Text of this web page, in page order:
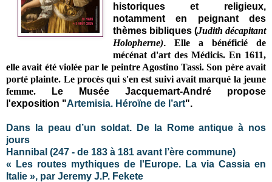
historiques et religieux,
notamment en peignant des
thèmes bibliques (Judith décapitant
Holopherne). Elle a bénéficié de
mécénat d'art des Médicis. En 1611,
elle avait été violée par le peintre Agostino Tassi. Son père avait
porté plainte. Le procès qui s'en est suivi avait marqué la jeune
femme.
Le Musée Jacquemart-André propose
l'exposition "Artemisia. Héroïne de l’art".
Dans la peau d’un soldat. De la Rome antique à nos
jours
Hannibal (247 - de 183 à 181 avant l’ère commune)
« Les routes mythiques de l'Europe. La via Cassia en
Italie », par Jeremy J.P. Fekete